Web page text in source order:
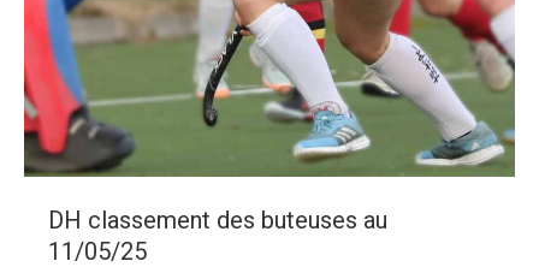
DH classement des buteuses au
11/05/25